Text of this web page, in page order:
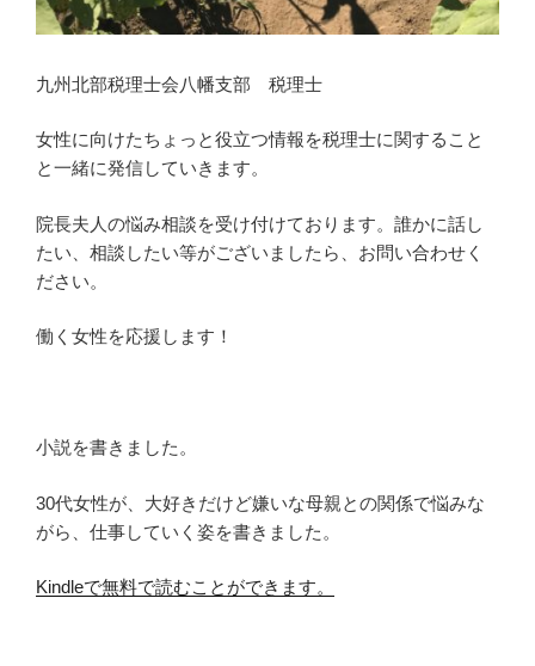
九州北部税理士会八幡支部 税理士
女性に向けたちょっと役立つ情報を税理士に関すること
と一緒に発信していきます。
院長夫人の悩み相談を受け付けております。誰かに話し
たい、相談したい等がございましたら、お問い合わせく
ださい。
働く女性を応援します！
小説を書きました。
30代女性が、大好きだけど嫌いな母親との関係で悩みな
がら、仕事していく姿を書きました。
Kindleで無料で読むことができます。